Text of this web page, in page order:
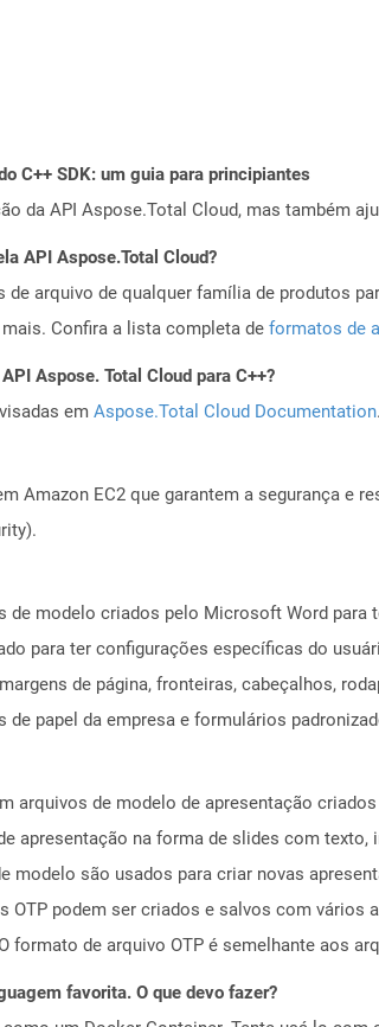
C++ SDK: um guia para principiantes
da API Aspose.Total Cloud, mas também
API Aspose.Total Cloud?
arquivo de qualquer família de produtos
mais. Confira a lista completa de formatos de
Aspose. Total Cloud para C++?
em Aspose.Total Cloud Documentation.
Amazon EC2 que garantem a segurança e
modelo criados pelo Microsoft Word para
para ter configurações específicas do
de página, fronteiras, cabeçalhos,
papel da empresa e formulários
arquivos de modelo de apresentação
apresentação na forma de slides com
modelo são usados ​​para criar novas
OTP podem ser criados e salvos com
formato de arquivo OTP é semelhante aos
favorita. O que devo fazer?